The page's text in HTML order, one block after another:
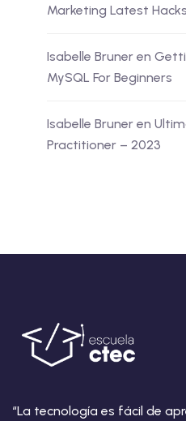
Marketing Latest Hacks
Isabelle Bruner en
MySQL For Beginners
Isabelle Bruner en
Practitioner – 2023
“La tecnología es fácil de